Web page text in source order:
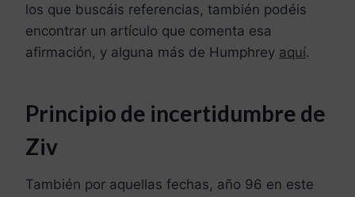
los que buscáis referencias, también podéis
encontrar un artículo que comenta esa
afirmación, y alguna más de Humphrey aquí.
Principio de incertidumbre de
Ziv
También por aquellas fechas, año 96 en este